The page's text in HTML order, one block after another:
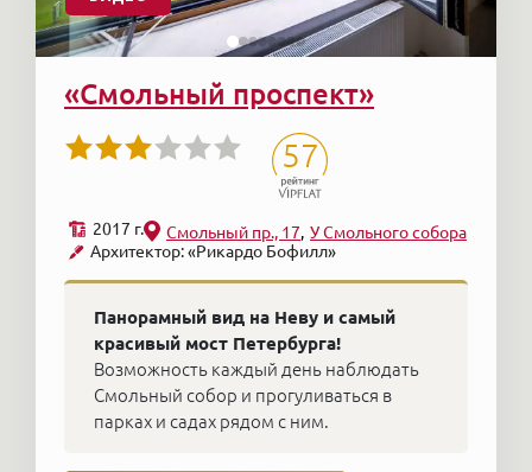
«Смольный проспект»
57
2017 г.
Архитектор: «Рикардо Бофилл»
Смольный пр., 17 У Смольного собора
Панорамный вид на Неву и самый
красивый мост Петербурга!
Возможность каждый день наблюдать
Смольный собор и прогуливаться в
парках и садах рядом с ним.